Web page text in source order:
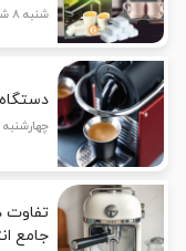
شنبه ۸ شهریور ۱۴۰۴
چهارشنبه ۵ شهریور ۱۴۰۴
تفاوت
جامع